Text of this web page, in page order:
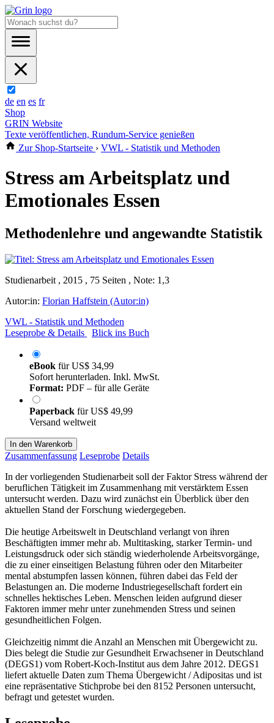
de en es fr
Shop
GRIN Website
Texte veröffentlichen, Rundum-Service genießen
Zur Shop-Startseite › VWL - Statistik und Methoden
Stress am Arbeitsplatz und
Emotionales Essen
Methodenlehre und angewandte Statistik
Studienarbeit , 2015 , 75 Seiten , Note: 1,3
Autor:in: Florian Haffstein (Autor:in)
VWL - Statistik und Methoden
Leseprobe & Details
Blick ins Buch
eBook fürUS$ 34,99
Sofort herunterladen. Inkl. MwSt.
Format: PDF – für alle Geräte
Paperback fürUS$ 49,99
Versand weltweit
In den Warenkorb
Zusammenfassung Leseprobe Details
In der vorliegenden Studienarbeit soll der Faktor Stress während der
beruflichen Tätigkeit im Zusammenhang mit verstärktem Essen
untersucht werden. Dazu wird zunächst ein Überblick über den
aktuellen Stand der Forschung wiedergegeben.
Die heutige Arbeitswelt in Deutschland verlangt von ihren
Beschäftigten immer mehr ab. Multitasking, starker Termin- und
Leistungsdruck oder sich ständig wiederholende Arbeitsvorgänge,
die zu einer einseitigen Belastung führen oder den Mitarbeiter
mental abstumpfen lassen können, führen dabei das Feld der
Belastungen an. Die moderne Industriegesellschaft fordert ein
schnelles hektisches Leben. Menschen leiden aufgrund dieser
Faktoren immer mehr unter zunehmenden Stress und seinen
gesundheitlichen Folgen.
Gleichzeitig nimmt die Anzahl an Menschen mit Übergewicht zu.
Dies belegt die Studie zur Gesundheit Erwachsener in Deutschland
(DEGS1) vom Robert-Koch-Institut aus dem Jahre 2012. DEGS1
liefert aktuelle Daten zum Thema Übergewicht / Adipositas und ist
eine repräsentative Stichprobe bei den 8152 Personen untersucht,
befragt und getestet wurden.